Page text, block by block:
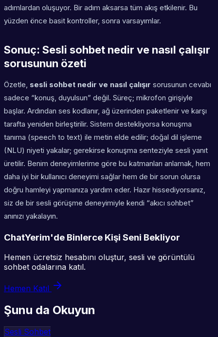
adımlardan oluşuyor. Bir adım aksarsa tüm akış etkilenir. Bu
yüzden önce basit kontroller, sonra varsayımlar.
Sonuç: Sesli sohbet nedir ve nasıl çalışır
sorusunun özeti
Özetle, sesli sohbet nedir ve nasıl çalışır sorusunun cevabı
sadece “konuş, duyulsun” değil. Süreç; mikrofon girişiyle
başlar. Ardından ses kodlanır, ağ üzerinden paketlenir ve karşı
tarafta yeniden birleştirilir. Sistem destekliyorsa konuşma
tanıma (speech to text) ile metin elde edilir; doğal dil işleme
(NLU) niyeti yakalar; gerekirse konuşma senteziyle sesli yanıt
üretilir. Benim deneyimlerime göre bu katmanları anlamak, hem
daha iyi bir kullanıcı deneyimi sağlar hem de bir sorun olursa
doğru hamleyi yapmanıza yardım eder. Hazır hissediyorsanız,
siz de bir sesli görüşme deneyimiyle kendi “akıcı sohbet”
anınızı yakalayın.
ChatYerim'de Binlerce Kişi Seni Bekliyor
Hemen ücretsiz hesabını oluştur, sesli ve görüntülü
sohbet odalarına katıl.
Hemen Katıl
Şunu da Okuyun
Sesli Sohbet